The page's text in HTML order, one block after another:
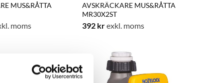
MUS&RÅTTA
moms
AVSKRÄCKARE MUS&RÅTTA
MR30X2ST
392 krexkl. moms